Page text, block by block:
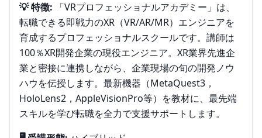
💡 特徴: 「VRプロフェッショナルアカデミー」は、
転職できる即戦力のXR（VR/AR/MR）エンジニアを
育成するプロフェッショナルスクールです。講師は
100％XR開発企業の現役エンジニア。XR業界先進企
業と密接に連携しながら、企業現場の旬の開発ノウ
ハウを伝授します。最新機器（MetaQuest3，
HoloLens2，AppleVisionPro等）を教材に、最先端
スキルを学び転職を全力で支援サポートします。